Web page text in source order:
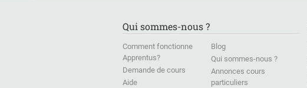
Qui sommes-nous ?
Comment fonctionne
Apprentus?
Demande de cours
Aide
Blog
Qui sommes-nous ?
Annonces cours
particuliers